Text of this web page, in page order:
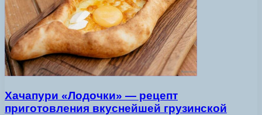
Хачапури «Лодочки» — рецепт
приготовления вкуснейшей грузинской